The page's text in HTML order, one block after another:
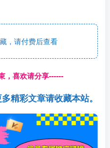
，请付费后查看
，喜欢请分享------
精彩文章请收藏本站。